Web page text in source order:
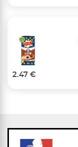
2.47 €